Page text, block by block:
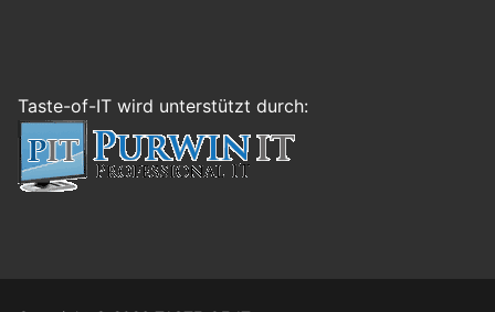
Taste-of-IT wird unterstützt durch: